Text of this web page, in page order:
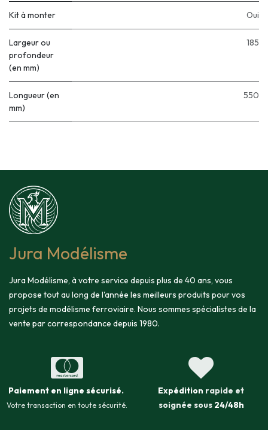
Kit à monter Oui
Largeur ou
profondeur
(en mm)
185
Longueur (en
mm)
550
Jura Modélisme
Jura Modélisme, à votre service depuis plus de 40 ans, vous
propose tout au long de l'année les meilleurs produits pour vos
projets de modélisme ferroviaire. Nous sommes spécialistes de la
vente par correspondance depuis 1980.
Paiement en ligne sécurisé.
Votre transaction en toute sécurité.
Expédition rapide et
soignée sous 24/48h